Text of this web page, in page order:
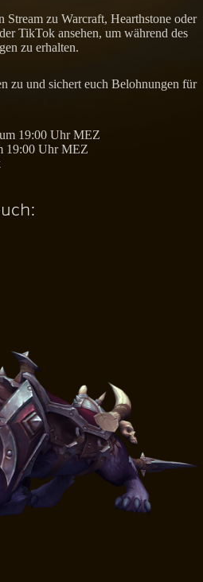
Stream zu Warcraft, Hearthstone oder
TikTok ansehen, um während des
zu erhalten.
zu und sichert euch Belohnungen für
19:00 Uhr MEZ
19:00 Uhr MEZ